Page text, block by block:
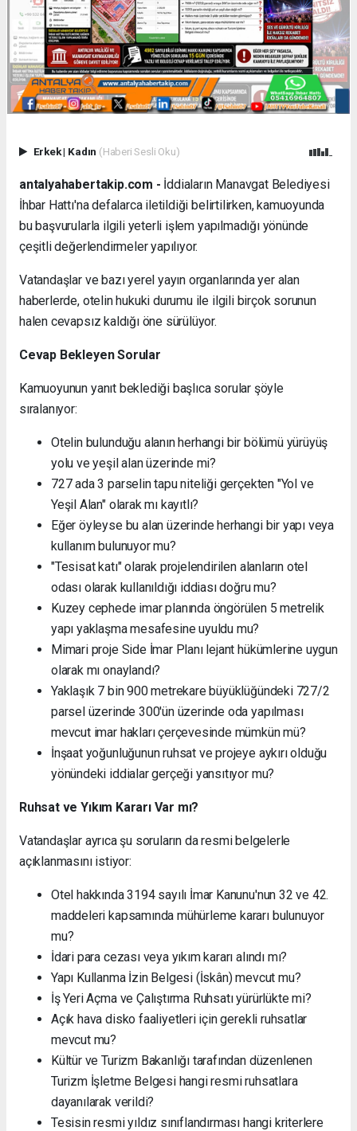
Erkek| Kadın (Haberi Sesli Oku)
antalyahabertakip.com - İddiaların Manavgat Belediyesi
İhbar Hattı'na defalarca iletildiği belirtilirken, kamuoyunda
bu başvurularla ilgili yeterli işlem yapılmadığı yönünde
çeşitli değerlendirmeler yapılıyor.
Vatandaşlar ve bazı yerel yayın organlarında yer alan
haberlerde, otelin hukuki durumu ile ilgili birçok sorunun
halen cevapsız kaldığı öne sürülüyor.
Cevap Bekleyen Sorular
Kamuoyunun yanıt beklediği başlıca sorular şöyle
sıralanıyor:
Otelin bulunduğu alanın herhangi bir bölümü yürüyüş
yolu ve yeşil alan üzerinde mi?
727 ada 3 parselin tapu niteliği gerçekten "Yol ve
Yeşil Alan" olarak mı kayıtlı?
Eğer öyleyse bu alan üzerinde herhangi bir yapı veya
kullanım bulunuyor mu?
"Tesisat katı" olarak projelendirilen alanların otel
odası olarak kullanıldığı iddiası doğru mu?
Kuzey cephede imar planında öngörülen 5 metrelik
yapı yaklaşma mesafesine uyuldu mu?
Mimari proje Side İmar Planı lejant hükümlerine uygun
olarak mı onaylandı?
Yaklaşık 7 bin 900 metrekare büyüklüğündeki 727/2
parsel üzerinde 300'ün üzerinde oda yapılması
mevcut imar hakları çerçevesinde mümkün mü?
İnşaat yoğunluğunun ruhsat ve projeye aykırı olduğu
yönündeki iddialar gerçeği yansıtıyor mu?
Ruhsat ve Yıkım Kararı Var mı?
Vatandaşlar ayrıca şu soruların da resmi belgelerle
açıklanmasını istiyor:
Otel hakkında 3194 sayılı İmar Kanunu'nun 32 ve 42.
maddeleri kapsamında mühürleme kararı bulunuyor
mu?
İdari para cezası veya yıkım kararı alındı mı?
Yapı Kullanma İzin Belgesi (İskân) mevcut mu?
İş Yeri Açma ve Çalıştırma Ruhsatı yürürlükte mi?
Açık hava disko faaliyetleri için gerekli ruhsatlar
mevcut mu?
Kültür ve Turizm Bakanlığı tarafından düzenlenen
Turizm İşletme Belgesi hangi resmi ruhsatlara
dayanılarak verildi?
Tesisin resmi yıldız sınıflandırması hangi kriterlere